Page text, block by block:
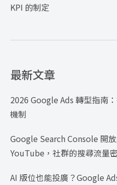
KPI 的制定
最新文章
2026 Google Ads 轉型指南
機制
Google Search Console 開
YouTube，社群的搜尋流量
AI 版位也能投廣？Google